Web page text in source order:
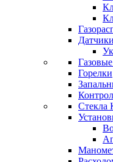
Горелки
Стекла